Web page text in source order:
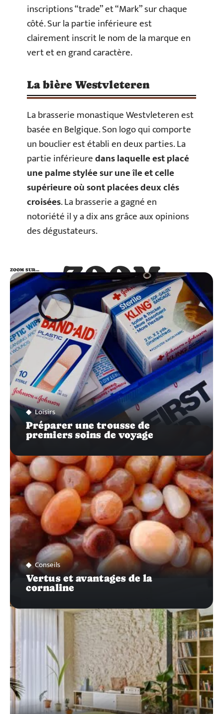
inscriptions “trade” et “Mark” sur chaque
côté. Sur la partie inférieure est
clairement inscrit le nom de la marque en
vert et en grand caractère.
La bière Westvleteren
La brasserie monastique Westvleteren est
basée en Belgique. Son logo qui comporte
un bouclier est établi en deux parties. La
partie inférieuredans laquelle est placé
une palme stylée sur une île et celle
supérieure où sont placées deux clés
croisées. La brasserie a gagné en
notoriété il y a dix ans grâce aux opinions
des dégustateurs.
ZOOM
SUR…
ZOOM SUR…
Loisirs
Préparer une trousse de
premiers soins de voyage
Conseils
Vertus et avantages de la
cornaline